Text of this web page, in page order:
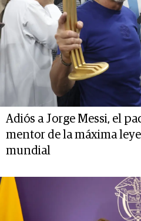
Adiós a Jorge Messi, el
mentor de la máxima
mundial